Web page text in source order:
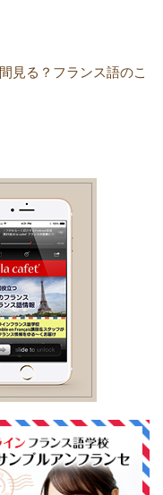
見る？フランス語のこ